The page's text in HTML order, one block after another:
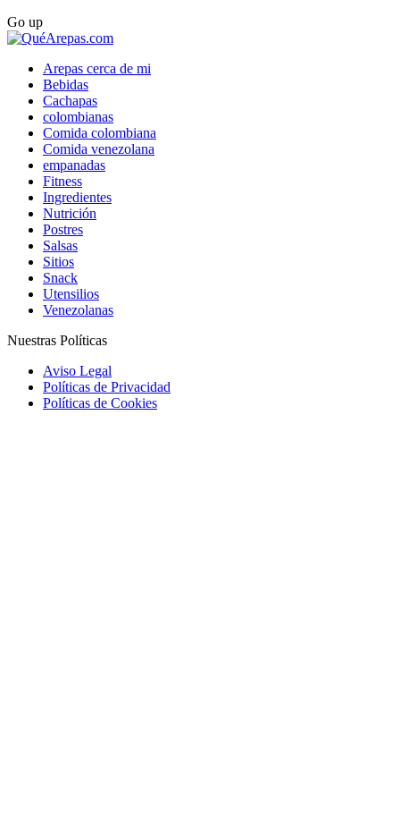
Go up
Arepas cerca de mi
Bebidas
Cachapas
colombianas
Comida colombiana
Comida venezolana
empanadas
Fitness
Ingredientes
Nutrición
Postres
Salsas
Sitios
Snack
Utensilios
Venezolanas
Nuestras Políticas
Aviso Legal
Políticas de Privacidad
Políticas de Cookies